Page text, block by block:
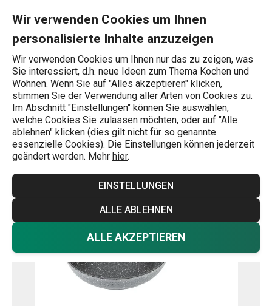
Wir verwenden Cookies um Ihnen
personalisierte Inhalte anzuzeigen
Wir verwenden Cookies um Ihnen nur das zu zeigen, was
Sie interessiert, d.h. neue Ideen zum Thema Kochen und
Wohnen. Wenn Sie auf "Alles akzeptieren" klicken,
stimmen Sie der Verwendung aller Arten von Cookies zu.
Im Abschnitt "Einstellungen" können Sie auswählen,
welche Cookies Sie zulassen möchten, oder auf "Alle
ablehnen" klicken (dies gilt nicht für so genannte
essenzielle Cookies). Die Einstellungen können jederzeit
geändert werden. Mehr hier.
EINSTELLUNGEN
ALLE ABLEHNEN
ALLE AKZEPTIEREN
Wonach suchen Sie?
Universal-Pfannen
Bratpfanne i-PREMIUM Stone
ø 20 cm